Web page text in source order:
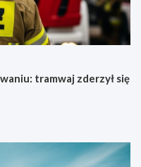
tramwaj zderzył się